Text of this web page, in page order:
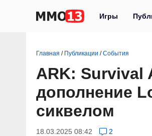
Игры
Главная / Публикации /События
ARK: Survival
дополнение
сиквелом
18.03.2025 08:42 2